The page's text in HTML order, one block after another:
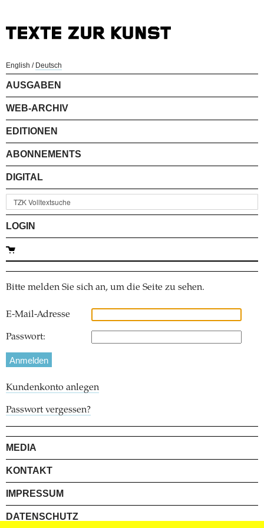
English / Deutsch
AUSGABEN
WEB-ARCHIV
EDITIONEN
ABONNEMENTS
DIGITAL
LOGIN
Bitte melden Sie sich an, um die Seite zu sehen.
E-Mail-Adresse
Passwort:
Kundenkonto anlegen
Passwort vergessen?
MEDIA
KONTAKT
IMPRESSUM
DATENSCHUTZ